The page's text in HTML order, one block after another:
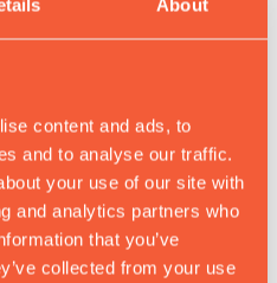
About
content and ads, to
and to analyse our traffic.
your use of our site with
and analytics partners who
that you’ve
collected from your use